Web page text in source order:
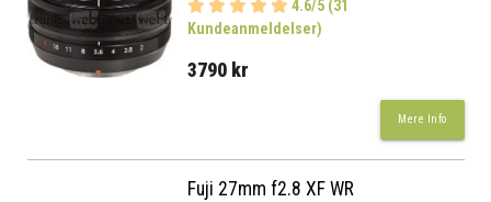
4.6/5 (31
Kundeanmeldelser)
3790 kr
Mere Info
Fuji 27mm f2.8 XF WR